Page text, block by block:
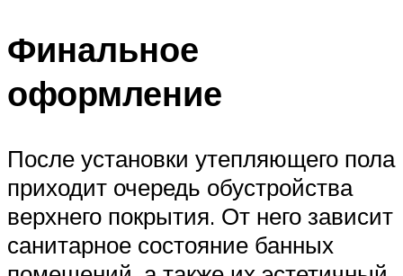
Финальное
оформление
После установки утепляющего пола
приходит очередь обустройства
верхнего покрытия. От него зависит
санитарное состояние банных